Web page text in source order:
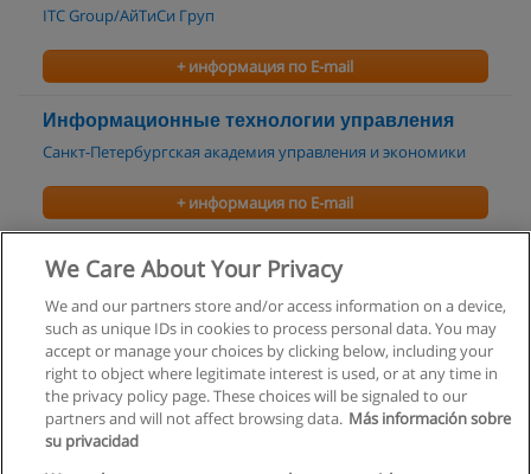
ITC Group/АйТиСи Груп
+ информация по E-mail
Информационные технологии управления
Санкт-Петербургская академия управления и экономики
+ информация по E-mail
Компьютерные курсы
Санкт-Петербургская академия управления и экономики
+ информация по E-mail
We Care About Your Privacy
We and our partners store and/or access information on a device,
such as unique IDs in cookies to process personal data. You may
accept or manage your choices by clicking below, including your
right to object where legitimate interest is used, or at any time in
the privacy policy page. These choices will be signaled to our
partners and will not affect browsing data. Más información sobre
su privacidad